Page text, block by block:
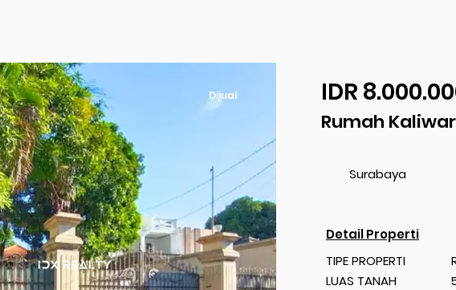
Dijual IDR
Rumah
Surabaya
Detail Properti
TIPE PROPERTI
LUAS TANAH